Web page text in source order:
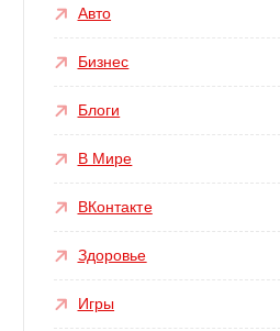
Авто
Бизнес
Блоги
В Мире
ВКонтакте
Здоровье
Игры